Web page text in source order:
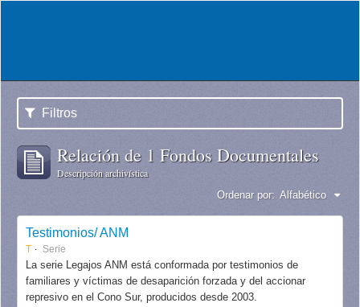
Filtros
Relación de 1 Fondos Documentales
Descripción archivística
Ordenar por: Alfabético
Testimonios/ ANM
T Serie
La serie Legajos ANM está conformada por testimonios de
familiares y víctimas de desaparición forzada y del accionar
represivo en el Cono Sur, producidos desde 2003.